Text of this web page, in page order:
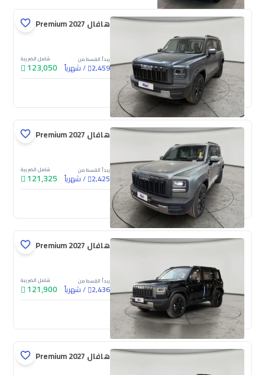
هافال V7 Premium 2027
يبدأ القسط من
2,459
/شهرياً
شامل الضريبة
123,050
جديدة
هافال V7 Premium 2027
يبدأ القسط من
2,425
/شهرياً
شامل الضريبة
121,325
جديدة
هافال V7 Premium 2027
يبدأ القسط من
2,436
/شهرياً
شامل الضريبة
121,900
جديدة
هافال V7 Premium 2027